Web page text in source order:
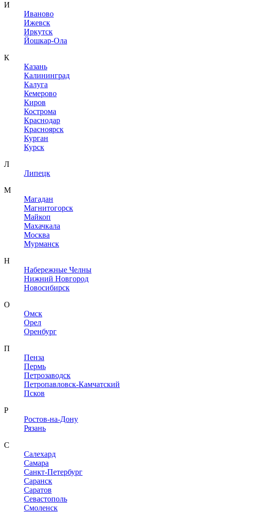
И
Иваново
Ижевск
Иркутск
Йошкар-Ола
К
Казань
Калининград
Калуга
Кемерово
Киров
Кострома
Краснодар
Красноярск
Курган
Курск
Л
Липецк
М
Магадан
Магнитогорск
Майкоп
Махачкала
Москва
Мурманск
Н
Набережные Челны
Нижний Новгород
Новосибирск
О
Омск
Орел
Оренбург
П
Пенза
Пермь
Петрозаводск
Петропавловск-Камчатский
Псков
Р
Ростов-на-Дону
Рязань
С
Салехард
Самара
Санкт-Петербург
Саранск
Саратов
Севастополь
Смоленск